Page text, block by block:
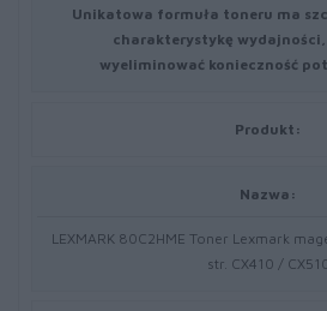
Unikatowa formuła toneru ma
charakterystykę
wyeliminować konieczność
Produkt:
Nazwa:
LEXMARK 80C2HME Toner Lexmark
str. CX410 /